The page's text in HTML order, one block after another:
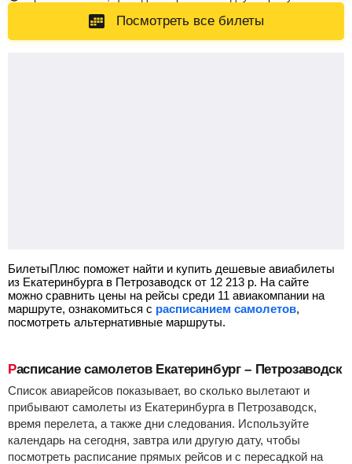
Посмотреть все билеты
БилетыПлюс поможет найти и купить дешевые авиабилеты
из Екатеринбурга в Петрозаводск от 12 213 р. На сайте
можно сравнить цены на рейсы среди 11 авиакомпании на
маршруте, ознакомиться с расписанием самолетов,
посмотреть альтернативные маршруты.
Расписание самолетов Екатеринбург – Петрозаводск
Список авиарейсов показывает, во сколько вылетают и
прибывают самолеты из Екатеринбурга в Петрозаводск,
время перелета, а также дни следования. Используйте
календарь на сегодня, завтра или другую дату, чтобы
посмотреть расписание прямых рейсов и с пересадкой на